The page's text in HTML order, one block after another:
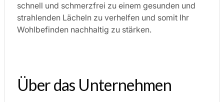
schnell und schmerzfrei zu einem gesunden und
strahlenden Lächeln zu verhelfen und somit Ihr
Wohlbefinden nachhaltig zu stärken.
Über das Unternehmen